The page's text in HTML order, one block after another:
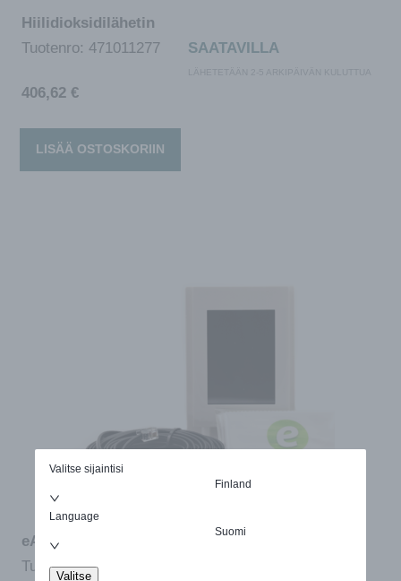
Valitse sijaintisi
Finland
Language
Suomi
Valitse
Hiilidioksidilähetin
Tuotenro: 471011277 SAATAVILLA
LÄHETETÄÄN 2-5 ARKIPÄIVÄN KULUTTUA
406,62 €
LISÄÄ OSTOSKORIIN
eAir-ohjauspaneelipaketti
Tuotenro:471011277